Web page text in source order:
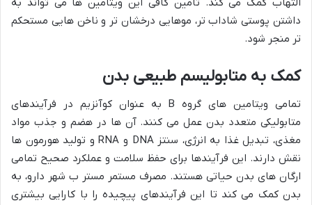
داشتن پوستی شاداب تر، موهایی درخشان تر و ناخن هایی مستحکم
تر منجر شود.
کمک به متابولیسم طبیعی بدن
تمامی ویتامین های گروه B به عنوان کوآنزیم در فرآیندهای
متابولیکی متعدد بدن عمل می کنند. آن ها در هضم و جذب مواد
مغذی، تبدیل غذا به انرژی، سنتز DNA و RNA و تولید هورمون ها
نقش دارند. این فرآیندها برای حفظ سلامت و عملکرد صحیح تمامی
ارگان های بدن حیاتی هستند. مصرف مستمر مستر ب شهر دارو، به
بدن کمک می کند تا این فرآیندهای پیچیده را با کارایی بیشتری